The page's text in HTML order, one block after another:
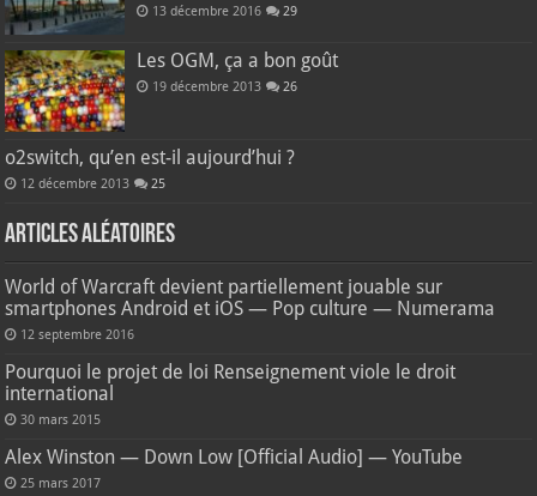
13 décembre 2016 29
Les OGM, ça a bon goût
19 décembre 2013 26
o2switch, qu’en est-il aujourd’hui ?
12 décembre 2013 25
Articles aléatoires
World of Warcraft devient partiellement jouable sur
smartphones Android et iOS — Pop culture — Numerama
12 septembre 2016
Pourquoi le projet de loi Renseignement viole le droit
international
30 mars 2015
Alex Winston — Down Low [Official Audio] — YouTube
25 mars 2017